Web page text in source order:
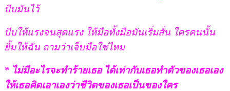
บีบมันไว้
บีบให้แรงจนสุดแรง ให้มือทั้งมือมันเริ่มสั่น ใครคนนั้น
ยิ้มให้ฉัน ถามว่าเจ็บมือใช่ไหม
* ไม่มีอะไรจะทำร้ายเธอ ได้เท่ากับเธอทำตัวของเธอเอง
ให้เธอคิดเอาเองว่าชีวิตของเธอเป็นของใคร